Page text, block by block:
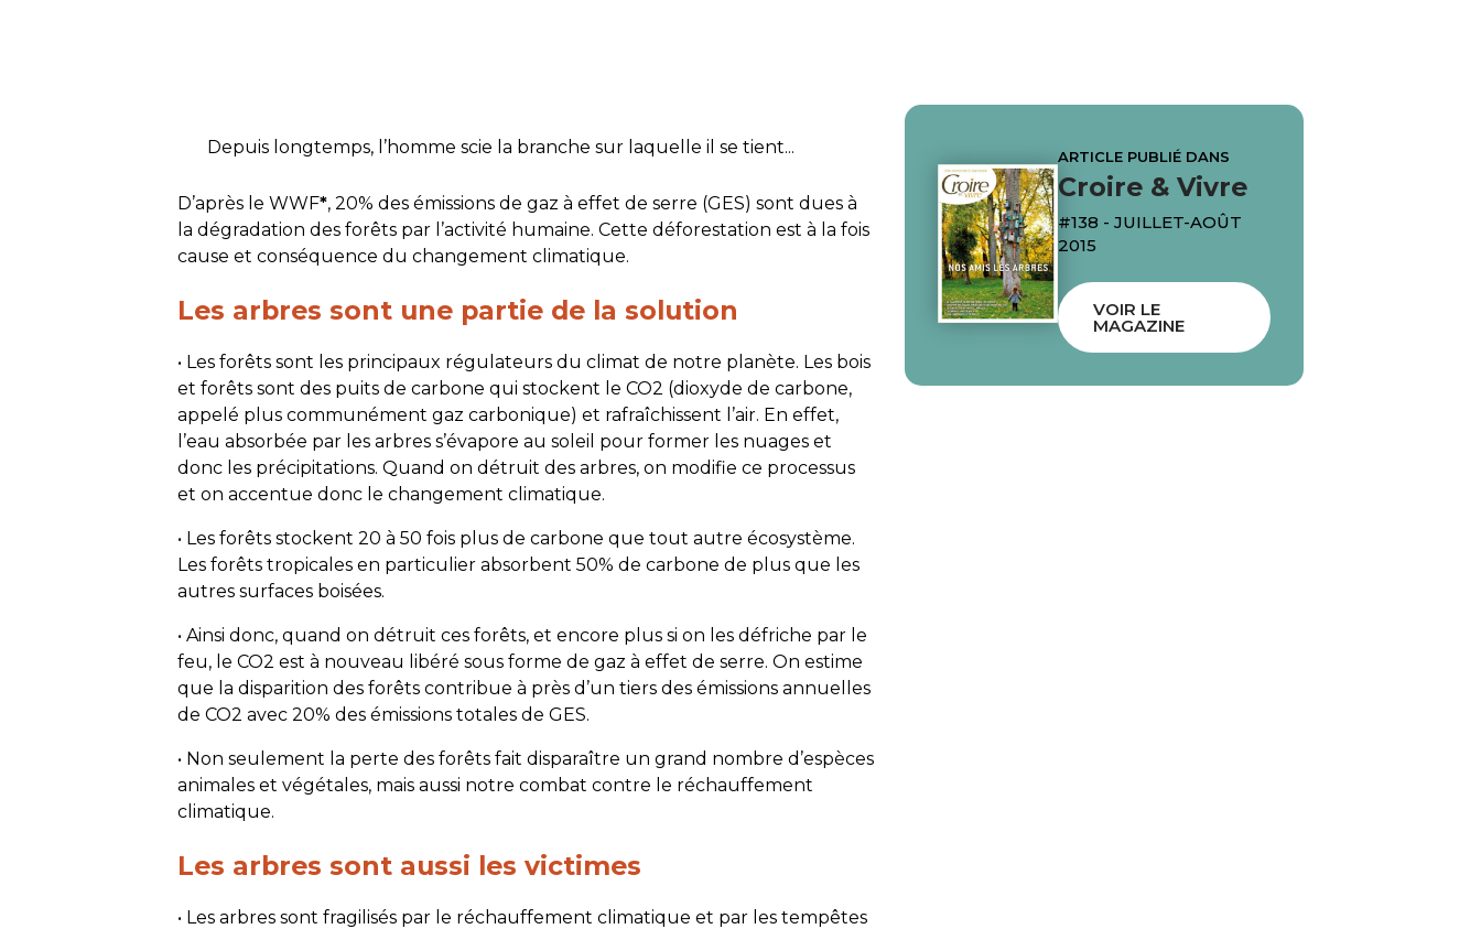
Depuis longtemps, l’homme scie la branche sur laquelle il se tient...
D’après le WWF*, 20% des émissions de gaz à effet de serre (GES) sont dues à
la dégradation des forêts par l’activité humaine. Cette déforestation est à la fois
cause et conséquence du changement climatique.
Les arbres sont une partie de la solution
• Les forêts sont les principaux régulateurs du climat de notre planète. Les bois
et forêts sont des puits de carbone qui stockent le CO2 (dioxyde de carbone,
appelé plus communément gaz carbonique) et rafraîchissent l’air. En effet,
l’eau absorbée par les arbres s’évapore au soleil pour former les nuages et
donc les précipitations. Quand on détruit des arbres, on modifie ce processus
et on accentue donc le changement climatique.
• Les forêts stockent 20 à 50 fois plus de carbone que tout autre écosystème.
Les forêts tropicales en particulier absorbent 50% de carbone de plus que les
autres surfaces boisées.
• Ainsi donc, quand on détruit ces forêts, et encore plus si on les défriche par le
feu, le CO2 est à nouveau libéré sous forme de gaz à effet de serre. On estime
que la disparition des forêts contribue à près d’un tiers des émissions annuelles
de CO2 avec 20% des émissions totales de GES.
• Non seulement la perte des forêts fait disparaître un grand nombre d’espèces
animales et végétales, mais aussi notre combat contre le réchauffement
climatique.
Les arbres sont aussi les victimes
• Les arbres sont fragilisés par le réchauffement climatique et par les tempêtes
ARTICLE PUBLIÉ DANS
Croire & Vivre
#138 - JUILLET-AOÛT
2015
VOIR LE
MAGAZINE